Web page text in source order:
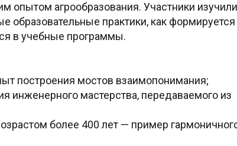
агрообразования. Участники
практики, как формируется
в учебные программы.
построения мостов взаимопонимания;
инженерного мастерства, передаваемого из
более 400 лет — пример